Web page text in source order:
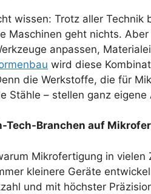
wissen: Trotz aller
Maschinen geht nichts.
anpassen,
wird diese
die Werkstoffe, die für
Stähle – stellen ganz
Tech-Branchen auf
Mikrofertigung in
kleinere Geräte
und mit höchster